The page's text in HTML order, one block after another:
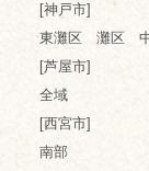
[神戸市]
東灘区 灘区
[芦屋市]
全域
[西宮市]
南部